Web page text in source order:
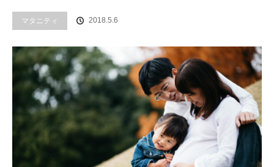
マタニティ 2018.5.6